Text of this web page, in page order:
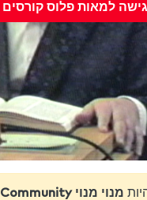
גישה למאות פלוס קורסים
מנוי מנוי Onehouse Community